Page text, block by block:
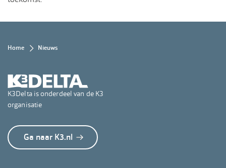
Kruimelpad
Home Nieuws
K3Delta is onderdeel van de K3
organisatie
Ga naar K3.nl